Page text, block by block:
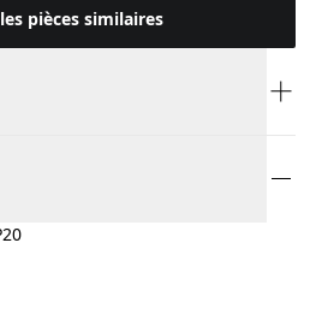
pièces similaires